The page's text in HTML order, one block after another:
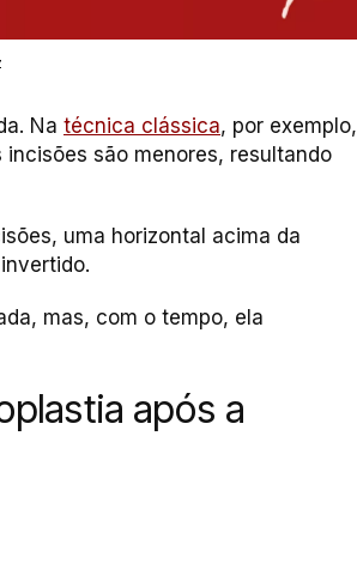
Na técnica clássica, por exemplo,
são menores, resultando
uma horizontal acima da
mas, com o tempo, ela
após a